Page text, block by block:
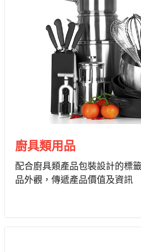
廚具類用品
配合廚具類產品包裝設計的標
品外觀，傳遞產品價值及資訊